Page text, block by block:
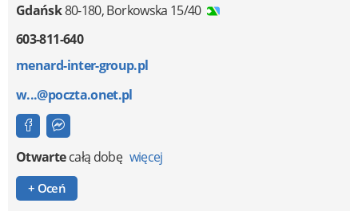
Gdańsk80-180,Borkowska 15/40
603-811-640
menard-inter-group.pl
w...@poczta.onet.pl
Otwartecałą dobę więcej
+ Oceń